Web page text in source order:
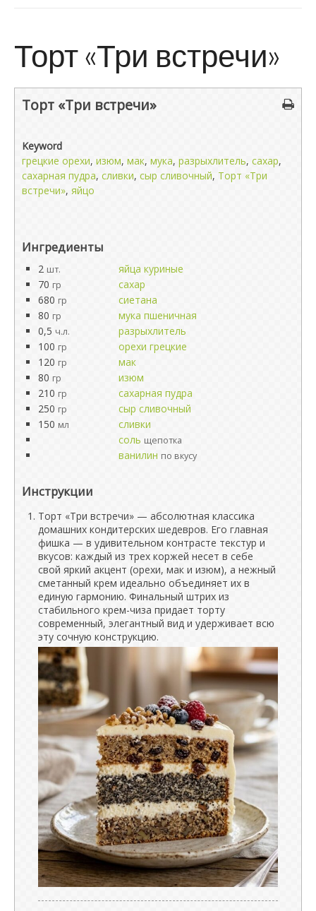
Торт «Три встречи»
Торт «Три встречи»
Keyword
грецкие орехи, изюм, мак, мука, разрыхлитель, сахар,
сахарная пудра, сливки, сыр сливочный, Торт «Три
встречи», яйцо
Ингредиенты
2 шт.
яйца куриные
70 гр
сахар
680 гр
сиетана
80 гр
мука пшеничная
0,5 ч.л.
разрыхлитель
100 гр
орехи грецкие
120 гр
мак
80 гр
изюм
210 гр
сахарная пудра
250 гр
сыр сливочный
150 мл
сливки
соль щепотка
ванилин по вкусу
Инструкции
Торт «Три встречи» — абсолютная классика
домашних кондитерских шедевров. Его главная
фишка — в удивительном контрасте текстур и
вкусов: каждый из трех коржей несет в себе
свой яркий акцент (орехи, мак и изюм), а нежный
сметанный крем идеально объединяет их в
единую гармонию. Финальный штрих из
стабильного крем-чиза придает торту
современный, элегантный вид и удерживает всю
эту сочную конструкцию.